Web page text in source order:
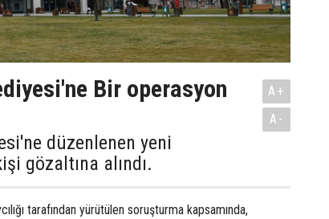
Bir operasyon
düzenlenen yeni
gözaltına alındı.
A+
A-
tarafından yürütülen soruşturma kapsamında,